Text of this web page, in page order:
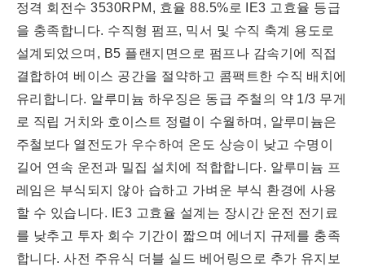
정격 회전수 3530RPM, 효율 88.5%로 IE3 고효율 등급
을 충족합니다. 수직형 펌프, 믹서 및 수직 축계 용도로
설계되었으며, B5 플랜지면으로 펌프나 감속기에 직접
결합하여 베이스 공간을 절약하고 콤팩트한 수직 배치에
유리합니다. 알루미늄 하우징은 동급 주철의 약 1/3 무게
로 직립 거치와 호이스트 정렬이 수월하며, 알루미늄은
주철보다 열전도가 우수하여 온도 상승이 낮고 수명이
길어 연속 운전과 밀집 설치에 적합합니다. 알루미늄 프
레임은 부식되지 않아 습하고 가벼운 부식 환경에 사용
할 수 있습니다. IE3 고효율 설계는 장시간 운전 전기료
를 낮추고 투자 회수 기간이 짧으며 에너지 규제를 충족
합니다. 사전 주유식 더블 실드 베어링으로 추가 유지보